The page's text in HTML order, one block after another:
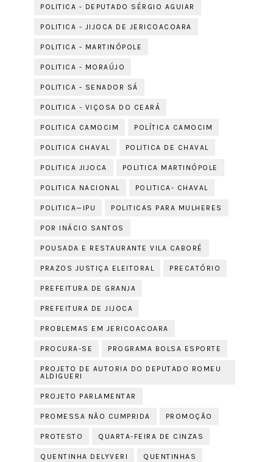
POLITICA - DEPUTADO SÉRGIO AGUIAR
POLITICA - JIJOCA DE JERICOACOARA
POLITICA - MARTINÓPOLE
POLITICA - MORAÚJO
POLITICA - SENADOR SÁ
POLITICA - VIÇOSA DO CEARÁ
POLITICA CAMOCIM POLÍTICA CAMOCIM
POLITICA CHAVAL POLITICA DE CHAVAL
POLITICA JIJOCA POLITICA MARTINÓPOLE
POLITICA NACIONAL POLITICA- CHAVAL
POLITICA—IPU POLITICAS PARA MULHERES
POR INÁCIO SANTOS
POUSADA E RESTAURANTE VILA CABORÉ
PRAZOS JUSTIÇA ELEITORAL PRECATÓRIO
PREFEITURA DE GRANJA
PREFEITURA DE JIJOCA
PROBLEMAS EM JERICOACOARA
PROCURA-SE PROGRAMA BOLSA ESPORTE
PROJETO DE AUTORIA DO DEPUTADO ROMEU
ALDIGUERI
PROJETO PARLAMENTAR
PROMESSA NÃO CUMPRIDA PROMOÇÃO
PROTESTO QUARTA-FEIRA DE CINZAS
QUENTINHA DELYVERI QUENTINHAS